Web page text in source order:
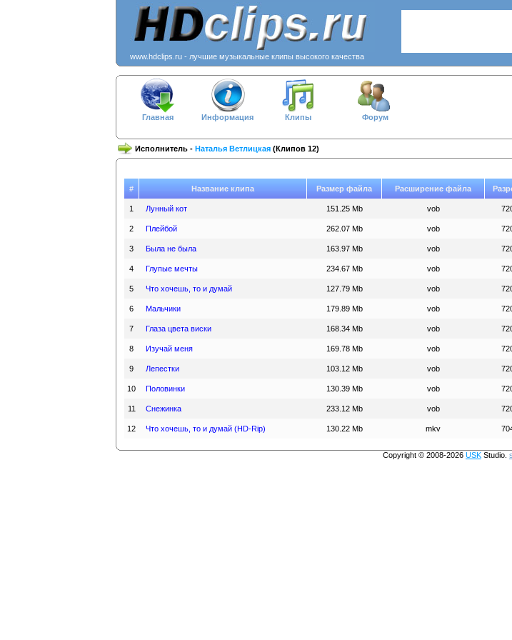
www.hdclips.ru - лучшие музыкальные клипы высокого качества
Главная Информация Клипы Форум
Исполнитель - Наталья Ветлицкая (Клипов 12)
# Название клипа Размер файла Расширение файла
1 Лунный кот 151.25 Mb vob
2 Плейбой 262.07 Mb vob
3 Была не была 163.97 Mb vob
4 Глупые мечты 234.67 Mb vob
5 Что хочешь, то и думай 127.79 Mb vob
6 Мальчики 179.89 Mb vob
7 Глаза цвета виски 168.34 Mb vob
8 Изучай меня 169.78 Mb vob
9 Лепестки 103.12 Mb vob
10 Половинки 130.39 Mb vob
11 Снежинка 233.12 Mb vob
12 Что хочешь, то и думай (HD-Rip) 130.22 Mb mkv
Copyright © 2008-2026 USK Studio.